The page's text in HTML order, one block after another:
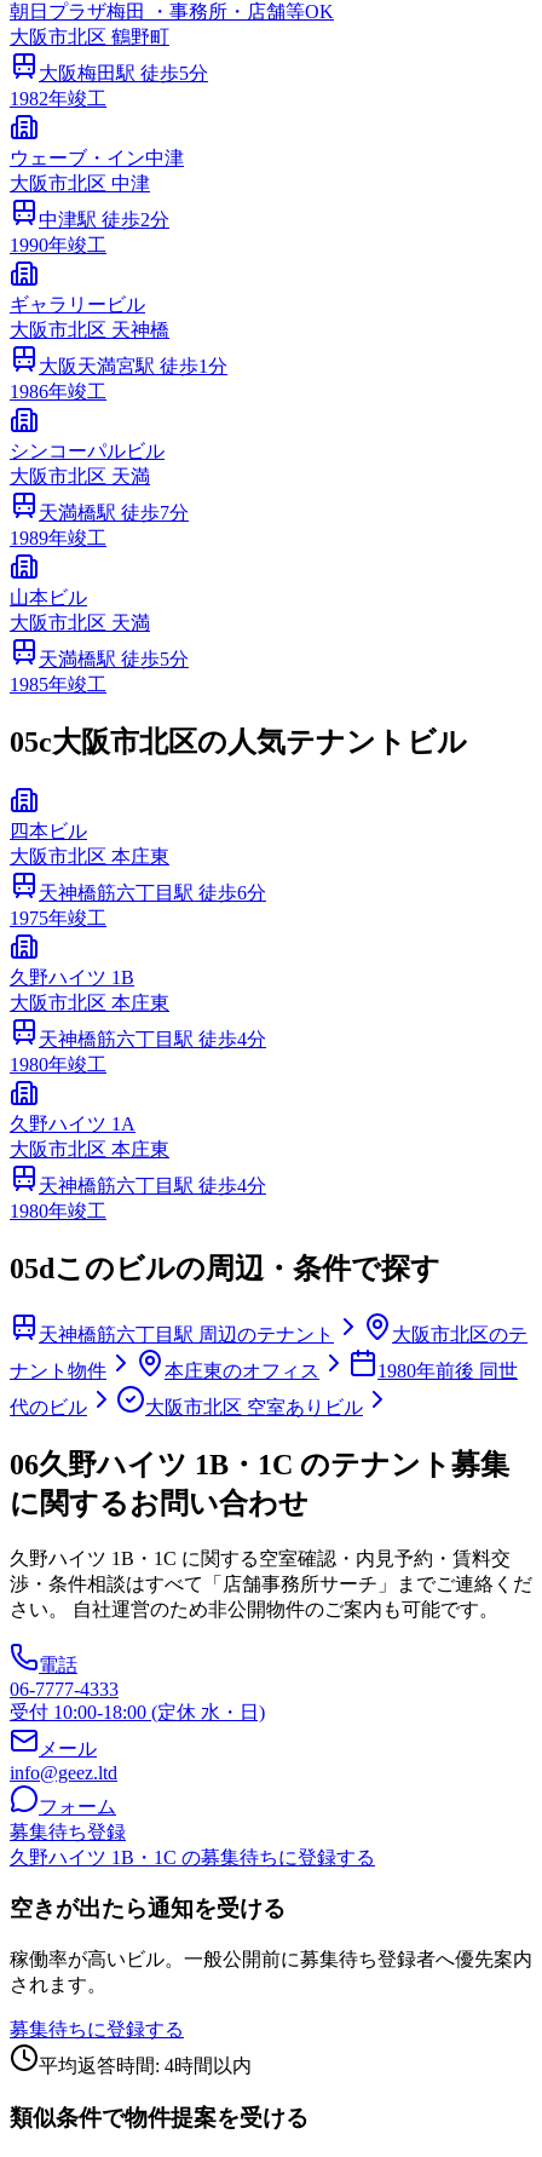
朝日プラザ梅田 ・事務所・店舗等OK
大阪市北区 鶴野町
大阪梅田駅 徒歩5分
1982年竣工
ウェーブ・イン中津
大阪市北区 中津
中津駅 徒歩2分
1990年竣工
ギャラリービル
大阪市北区 天神橋
大阪天満宮駅 徒歩1分
1986年竣工
シンコーパルビル
大阪市北区 天満
天満橋駅 徒歩7分
1989年竣工
山本ビル
大阪市北区 天満
天満橋駅 徒歩5分
1985年竣工
05c大阪市北区の人気テナントビル
四本ビル
大阪市北区 本庄東
天神橋筋六丁目 駅 徒歩6分
1975年竣工
久野ハイツ 1B
大阪市北区 本庄東
天神橋筋六丁目 駅 徒歩4分
1980年竣工
久野ハイツ 1A
大阪市北区 本庄東
天神橋筋六丁目 駅 徒歩4分
1980年竣工
05dこのビルの周辺・条件で探す
天神橋筋六丁目駅 周辺のテナント
大阪市北区のテ
ナント物件
本庄東のオフィス
1980年前後 同世
代のビル
大阪市北区 空室ありビル
06久野ハイツ 1B・1C のテナント募集
に関するお問い合わせ
久野ハイツ 1B・1C に関する空室確認・内見予約・賃料交
渉・条件相談はすべて「店舗事務所サーチ」までご連絡くだ
さい。 自社運営のため非公開物件のご案内も可能です。
電話
06-7777-4333
受付 10:00-18:00 (定休 水・日)
メール
info@geez.ltd
フォーム
募集待ち登録
久野ハイツ 1B・1C の募集待ちに登録する
空きが出たら通知を受ける
稼働率が高いビル。一般公開前に募集待ち登録者へ優先案内
されます。
募集待ちに登録する
平均返答時間: 4時間以内
類似条件で物件提案を受ける